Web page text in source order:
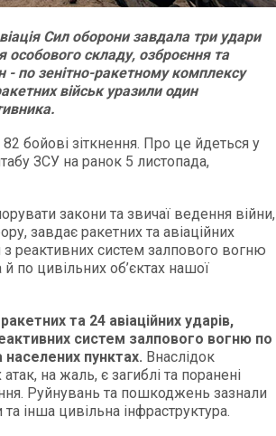
Сил оборони завдала три удари
складу, озброєння та
- по зенітно-ракетному комплексу
військ уразили один
бойові зіткнення. Про це йдеться у
ЗСУ на ранок 5 листопада,
закони та звичаї ведення війни,
завдає ракетних та авіаційних
з реактивних систем залпового вогню
по цивільних об’єктах нашої
та 24 авіаційних ударів,
систем залпового вогню по
населених пунктах. Внаслідок
на жаль, є загиблі та поранені
Руйнувань та пошкоджень зазнали
інша цивільна інфраструктура.